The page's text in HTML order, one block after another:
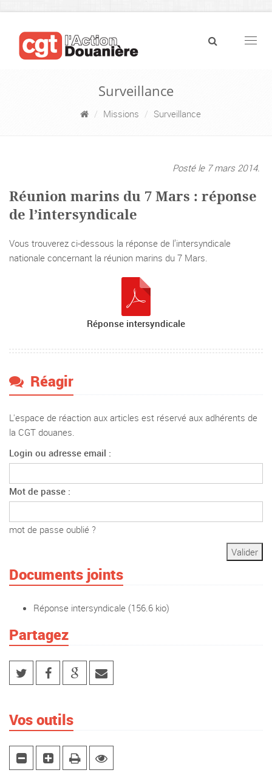
Surveillance
Missions Surveillance
Posté le 7 mars 2014.
Réunion marins du 7 Mars : réponse
de l’intersyndicale
Vous trouverez ci-dessous la réponse de l’intersyndicale
nationale concernant la réunion marins du 7 Mars.
Réponse intersyndicale
Réagir
L'espace de réaction aux articles est réservé aux adhérents de
la CGT douanes.
Login ou adresse email :
Mot de passe :
mot de passe oublié ?
Documents joints
Réponse intersyndicale (156.6 kio)
Partagez
Vos outils